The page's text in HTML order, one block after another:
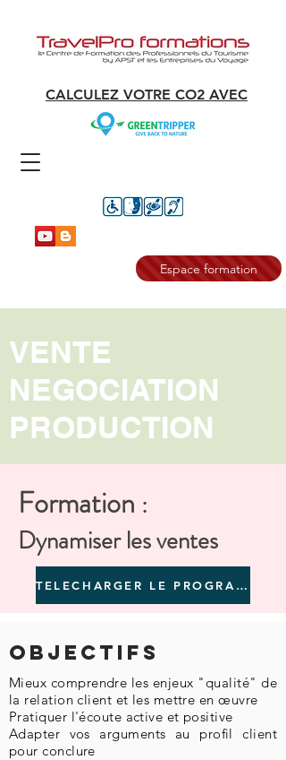
CALCULEZ VOTRE CO2 AVEC
Espace formation
VENTE
NEGOCIATION
PRODUCTION
Formation :
Dynamiser les ventes
TELECHARGER LE PROGRAMME
Objectifs
Mieux comprendre les enjeux "qualité" de
la relation client et les mettre en œuvre
Pratiquer l'écoute active et positive
Adapter vos arguments au profil client
pour conclure